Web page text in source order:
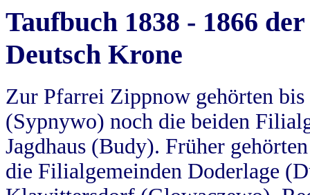
Taufbuch 1838 - 1866
Deutsch Krone
Zur Pfarrei Zippnow gehörten
(Sypnywo) noch die beiden
Jagdhaus (Budy). Früher
die Filialgemeinden Doderlage